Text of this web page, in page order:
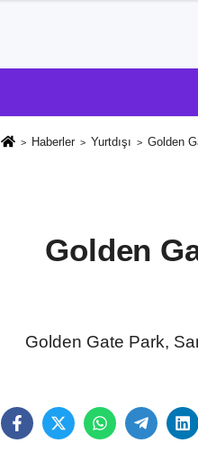
Haberler Yurtdışı Golden
Golden
Golden Gate Park,